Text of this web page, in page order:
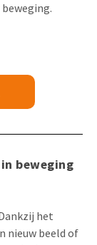
beweging
het
nieuw beeld of